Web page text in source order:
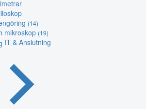
(14)
mikroskop (19)
IT & Anslutning